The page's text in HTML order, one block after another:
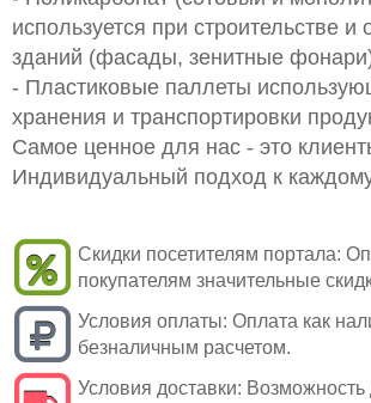
используется при строительстве и
зданий (фасады, зенитные
- Пластиковые паллеты
хранения и транспортировки
Самое ценное для нас - это
Индивидуальный подход к
Скидки посетителям портала:
покупателям значительные
Условия оплаты: Оплата как
безналичным расчетом.
Условия доставки: Возможность